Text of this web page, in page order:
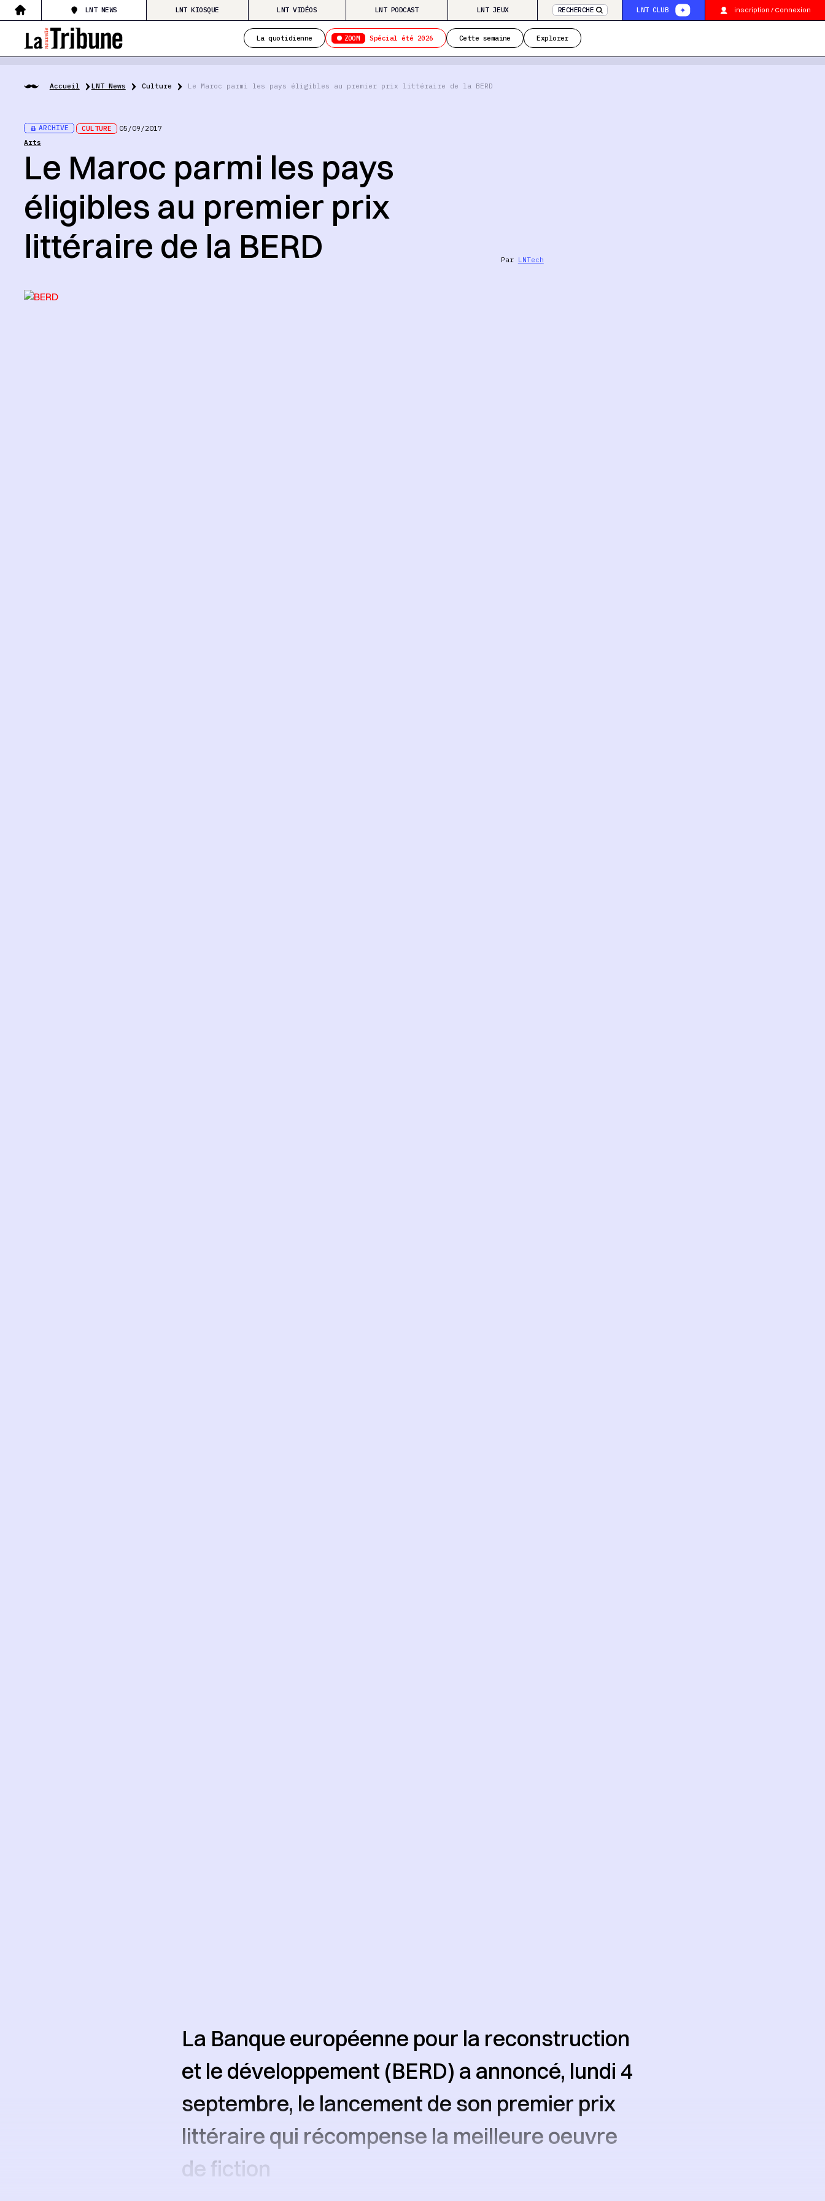
LNT NEWS LNT KIOSQUE LNT VIDÉOS LNT PODCAST LNT JEUX RECHERCHE LNT CLUB inscription / Connexion
La quotidienne ZOOM Spécial été 2026 Cette semaine Explorer
Accueil LNT News Culture Le Maroc parmi les pays éligibles au premier prix littéraire de la BERD
ARCHIVE CULTURE
05/09/2017
Arts
Le Maroc parmi les pays
éligibles au premier prix
littéraire de la BERD
Par LNTech
La Banque européenne pour la reconstruction
et le développement (BERD) a annoncé, lundi 4
septembre, le lancement de son premier prix
littéraire qui récompense la meilleure oeuvre
de fiction